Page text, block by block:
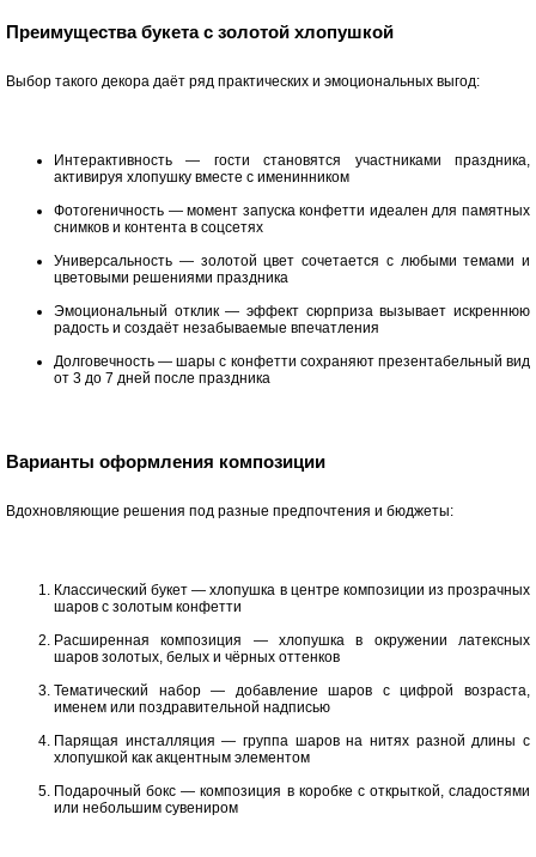
Преимущества букета с золотой хлопушкой
Выбор такого декора даёт ряд практических и эмоциональных выгод:
Интерактивность — гости становятся участниками праздника,
активируя хлопушку вместе с именинником
Фотогеничность — момент запуска конфетти идеален для памятных
снимков и контента в соцсетях
Универсальность — золотой цвет сочетается с любыми темами и
цветовыми решениями праздника
Эмоциональный отклик — эффект сюрприза вызывает искреннюю
радость и создаёт незабываемые впечатления
Долговечность — шары с конфетти сохраняют презентабельный вид
от 3 до 7 дней после праздника
Варианты оформления композиции
Вдохновляющие решения под разные предпочтения и бюджеты:
Классический букет — хлопушка в центре композиции из прозрачных
шаров с золотым конфетти
Расширенная композиция — хлопушка в окружении латексных
шаров золотых, белых и чёрных оттенков
Тематический набор — добавление шаров с цифрой возраста,
именем или поздравительной надписью
Парящая инсталляция — группа шаров на нитях разной длины с
хлопушкой как акцентным элементом
Подарочный бокс — композиция в коробке с открыткой, сладостями
или небольшим сувениром